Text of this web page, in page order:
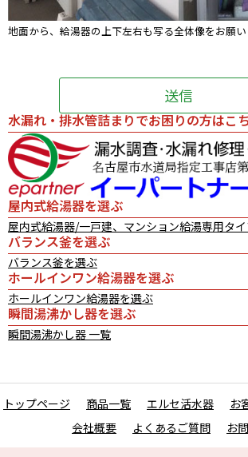
地面から、給湯器の上下左右も写る全体像をお願い
水漏れ・排水管詰まりでお困りの方はこ
屋内式給湯器を選ぶ
屋内式給湯器/一戸建、マンション給湯専用タ
バランス釜を選ぶ
バランス釜を選ぶ
ホールインワン給湯器を選ぶ
ホールインワン給湯器を選ぶ
瞬間湯沸かし器を選ぶ
瞬間湯沸かし器 一覧
トップページ 商品一覧 エルセ活水器 お
会社概要
よくあるご質問 お